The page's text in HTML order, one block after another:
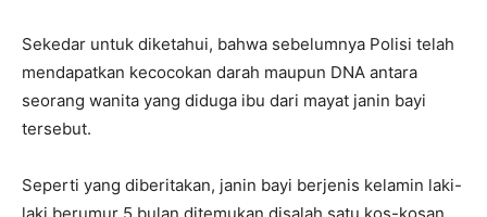
Sekedar untuk diketahui, bahwa sebelumnya Polisi telah
mendapatkan kecocokan darah maupun DNA antara
seorang wanita yang diduga ibu dari mayat janin bayi
tersebut.
Seperti yang diberitakan, janin bayi berjenis kelamin laki-